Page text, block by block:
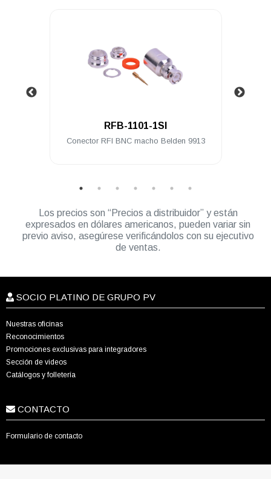
RFB-1101-1SI
Conector RFI BNC macho Belden 9913
Los precios son “Precios a distribuidor” y están
expresados en dólares americanos, pueden variar sin
previo aviso, asegúrese verificándolos con su ejecutivo
de ventas.
SOCIO PLATINO DE GRUPO PV
Nuestras oficinas
Reconocimientos
Promociones exclusivas para integradores
Sección de videos
Catálogos y folletería
CONTACTO
Formulario de contacto